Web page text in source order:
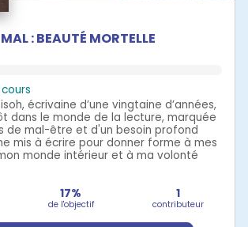
: BEAUTÉ MORTELLE
écrivaine d’une vingtaine d’années,
dans le monde de la lecture, marquée
de mal-être et d'un besoin profond
mis à écrire pour donner forme à mes
monde intérieur et à ma volonté
17%
de l'objectif
1
contributeur